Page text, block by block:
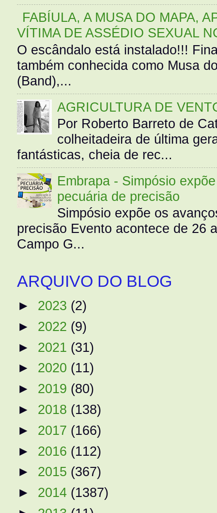
FABÍULA, A MUSA DO MAPA,
VÍTIMA DE ASSÉDIO SEXUAL
O escândalo está instalado!!!
também conhecida como Musa
(Band),...
AGRICULTURA DE
Por Roberto Barreto de
colheitadeira de última
fantásticas, cheia de rec...
Embrapa - Simpósio
pecuária de precisão
Simpósio expõe os
precisão Evento acontece de 26
Campo G...
ARQUIVO DO BLOG
► 2023 (2)
► 2022 (9)
► 2021 (31)
► 2020 (11)
► 2019 (80)
► 2018 (138)
► 2017 (166)
► 2016 (112)
► 2015 (367)
► 2014 (1387)